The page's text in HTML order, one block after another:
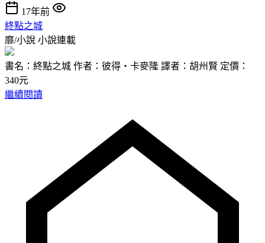
17年前
終點之城
靡/小說 小說連載
書名：終點之城 作者：彼得‧卡麥隆 譯者：胡州賢 定價：
340元
繼續閱讀